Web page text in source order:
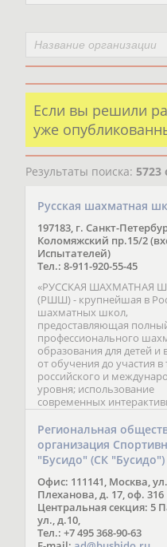
Если вы решили
уже
Результаты поиска: 5723
Русская шахматная
197183, г. Санкт-
Коломяжский пр.15/2
Испытателей)
Тел.: 8-911-920-55-45
«РУССКАЯ ШАХМАТНАЯ
(РШШ) - крупнейшая в
шахматных школ,
предоставляющая
профессионального
образования для детей и
от обучения до участия в
российского и
уровня; использование
современных
методик подачи
обучение на русском и
языках; специалисты с
преподавания более 20
направленность на общее
развитие ребенка:
творческих мастер-
по истории и литературе,
организация регулярных
шахматных сборов на
базах и в детских лагерях,
Региональная
организация
"Бусидо" (СК "Бусидо")
Офис: 111141, Москва, ул.
Плеханова, д. 17, оф. 316
Центральная секция: 5
ул., д.10,
Тел.: +7 495 368-90-63